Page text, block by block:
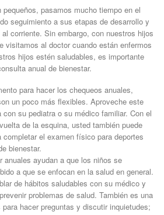
pasamos mucho tiempo en el
seguimiento a sus etapas de desarrollo y
corriente. Sin embargo, con nuestros hijos
visitamos al doctor cuando están enfermos
hijos estén saludables, es importante
anual de bienestar.
para hacer los chequeos anuales,
un poco más flexibles. Aproveche este
su pediatra o su médico familiar. Con el
de la esquina, usted también puede
completar el examen físico para deportes
bienestar.
anuales ayudan a que los niños se
a que se enfocan en la salud en general.
de hábitos saludables con su médico y
problemas de salud. También es una
hacer preguntas y discutir inquietudes;